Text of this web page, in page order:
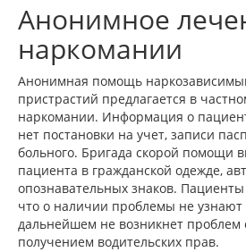
Анонимное
наркомании
Анонимная помощь
пристрастий предлагается в
наркомании. Информация о
нет постановки на учет, записи
больного. Бригада скорой помощи
пациента в гражданской одежде,
опознавательных знаков.
что о наличии проблемы не узнают
дальнейшем не возникнет проблем
получением водительских прав.